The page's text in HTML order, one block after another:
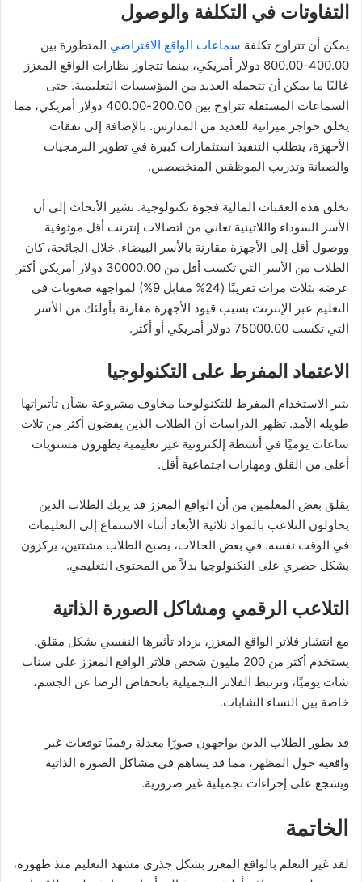
التفاوتات في التكلفة والوصول
يمكن أن تتراوح تكلفة سماعات الواقع الافتراضي المتطورة بين
400.00-800.00 دولار أمريكي، بينما تتجاوز نظارات الواقع المعزز
غالبًا ما يمكن أن تتحمله العديد من المؤسسات التعليمية. حتى
السماعات المستقلة تتراوح بين 200.00-400.00 دولار أمريكي، مما
يخلق حواجز ميزانية للعديد من المدارس. بالإضافة إلى نفقات
الأجهزة، يتطلب التنفيذ استثمارات كبيرة في تطوير البرمجيات
والصيانة وتدريب الموظفين المتخصصين.
تخلق هذه العقبات المالية فجوة تكنولوجية. تشير الأبحاث إلى أن
الأسر السوداء واللاتينية تعاني من اتصالات إنترنت أقل موثوقية
ووصول أقل إلى الأجهزة مقارنة بالأسر البيضاء. خلال الجائحة، كان
الطلاب من الأسر التي تكسب أقل من 30000.00 دولار أمريكي أكثر
عرضة بثلاث مرات تقريبًا (24% مقابل 9%) لمواجهة صعوبات في
التعليم عبر الإنترنت بسبب قيود الأجهزة مقارنة بأولئك من الأسر
التي تكسب 75000.00 دولار أمريكي أو أكثر.
الاعتماد المفرط على التكنولوجيا
يثير الاستخدام المفرط للتكنولوجيا مخاوف مشروعة بشأن تأثيراتها
طويلة الأمد. تظهر الدراسات أن الطلاب الذين يقضون أكثر من ثلاث
ساعات يوميًا في أنشطة إلكترونية غير تعليمية يظهرون مستويات
أعلى من القلق ومهارات اجتماعية أقل.
يقلق بعض المعلمين من أن الواقع المعزز قد يربك الطلاب الذين
يحاولون التلاعب بالمواد ثلاثية الأبعاد أثناء الاستماع إلى التعليمات
في الوقت نفسه. في بعض الحالات، يصبح الطلاب مشتتين، يركزون
بشكل حصري على التكنولوجيا بدلاً من المحتوى التعليمي.
التلاعب الرقمي ومشاكل الصورة الذاتية
مع انتشار فلاتر الواقع المعزز، يزداد تأثيرها النفسي بشكل مقلق.
يستخدم أكثر من 200 مليون شخص فلاتر الواقع المعزز على سناب
شات يوميًا، وترتبط الفلاتر التجميلية بانخفاض الرضا عن الجسم،
خاصة بين النساء الشابات.
قد يطور الطلاب الذين يواجهون صورًا معدلة رقميًا توقعات غير
واقعية حول المظهر، مما قد يساهم في مشاكل الصورة الذاتية
ويشجع على إجراءات تجميلية غير ضرورية.
الخاتمة
لقد غير التعلم بالواقع المعزز بشكل جذري مشهد التعليم منذ ظهوره،